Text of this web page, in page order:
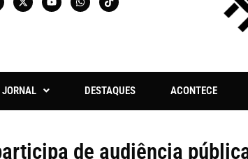
JORNAL DESTAQUES ACONTECE
de audiência